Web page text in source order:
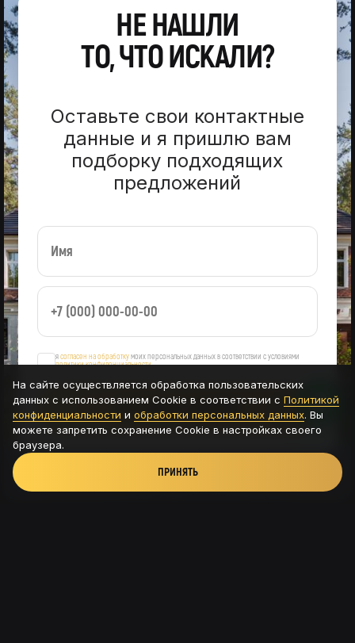
НЕ НАШЛИ
ТО, ЧТО ИСКАЛИ?
Оставьте свои контактные
данные и я пришлю вам
подборку подходящих
предложений
ясогласен на обработкумоих персональных данных в соответствии с условиями
политики конфиденциальности
ОСТАВИТЬ ЗАЯВКУ
На сайте осуществляется обработка пользовательских
данных с использованием Cookie в соответствии с Политикой
конфиденциальности и обработки персональных данных. Вы
можете запретить сохранение Cookie в настройках своего
браузера.
ПРИНЯТЬ